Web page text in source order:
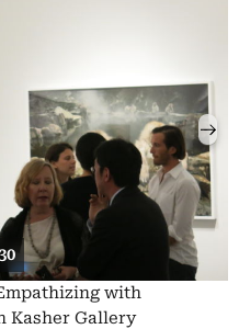
with
Kasher Gallery